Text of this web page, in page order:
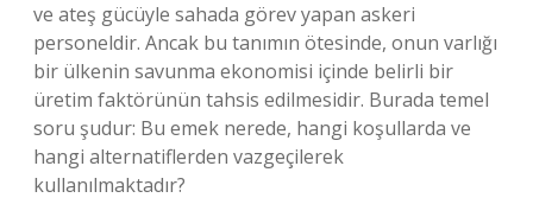
ve ateş gücüyle sahada görev yapan askeri
personeldir. Ancak bu tanımın ötesinde, onun varlığı
bir ülkenin savunma ekonomisi içinde belirli bir
üretim faktörünün tahsis edilmesidir. Burada temel
soru şudur: Bu emek nerede, hangi koşullarda ve
hangi alternatiflerden vazgeçilerek
kullanılmaktadır?